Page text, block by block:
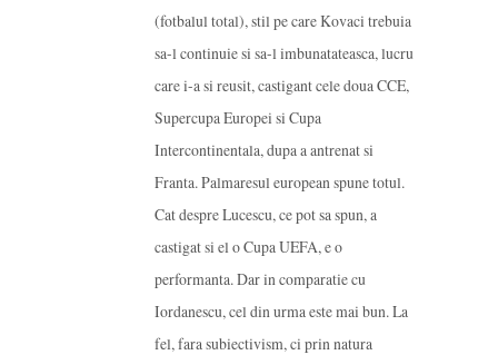
(fotbalul total), stil pe care Kovaci trebuia
sa-l continuie si sa-l imbunatateasca, lucru
care i-a si reusit, castigant cele doua CCE,
Supercupa Europei si Cupa
Intercontinentala, dupa a antrenat si
Franta. Palmaresul european spune totul.
Cat despre Lucescu, ce pot sa spun, a
castigat si el o Cupa UEFA, e o
performanta. Dar in comparatie cu
Iordanescu, cel din urma este mai bun. La
fel, fara subiectivism, ci prin natura